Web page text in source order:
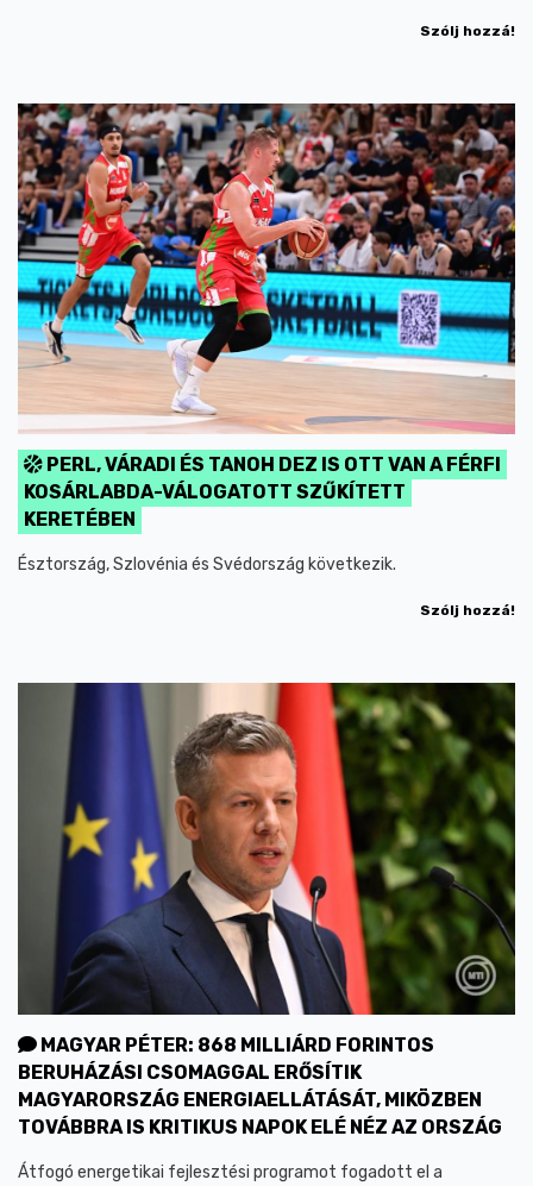
Szólj hozzá!
PERL, VÁRADI ÉS TANOH DEZ IS OTT VAN A FÉRFI
KOSÁRLABDA-VÁLOGATOTT SZŰKÍTETT
KERETÉBEN
Észtország, Szlovénia és Svédország következik.
Szólj hozzá!
MAGYAR PÉTER: 868 MILLIÁRD FORINTOS
BERUHÁZÁSI CSOMAGGAL ERŐSÍTIK
MAGYARORSZÁG ENERGIAELLÁTÁSÁT, MIKÖZBEN
TOVÁBBRA IS KRITIKUS NAPOK ELÉ NÉZ AZ ORSZÁG
Átfogó energetikai fejlesztési programot fogadott el a